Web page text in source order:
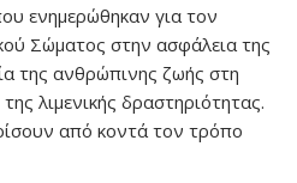
ενημερώθηκαν για τον
Σώματος στην ασφάλεια της
της ανθρώπινης ζωής στη
λιμενικής δραστηριότητας.
από κοντά τον τρόπο